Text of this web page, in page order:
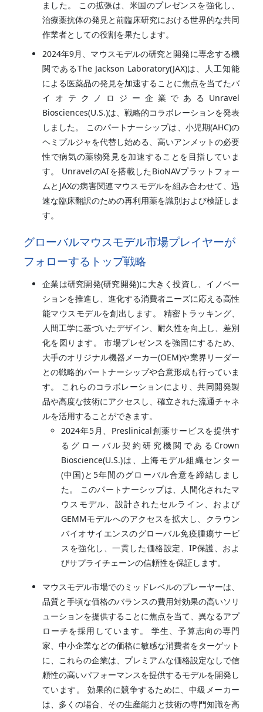
ました。 この拡張は、米国のプレゼンスを強化し、
治療薬抗体の発見と前臨床研究における世界的な共同
作業者としての役割を果たします。
2024年9月、マウスモデルの研究と開発に専念する機
関であるThe Jackson Laboratory(JAX)は、人工知能
による医薬品の発見を加速することに焦点を当てたバ
イオテクノロジー企業であるUnravel
Biosciences(U.S.)は、戦略的コラボレーションを発表
しました。 このパートナーシップは、小児期(AHC)の
ヘミプルジャを代替し始める、高いアンメットの必要
性で病気の薬物発見を加速することを目指していま
す。 UnravelのAIを搭載したBioNAVプラットフォー
ムとJAXの病害関連マウスモデルを組み合わせて、迅
速な臨床翻訳のための再利用薬を識別および検証しま
す。
グローバルマウスモデル市場プレイヤーが
フォローするトップ戦略
企業は研究開発(研究開発)に大きく投資し、イノベー
ションを推進し、進化する消費者ニーズに応える高性
能マウスモデルを創出します。 精密トラッキング、
人間工学に基づいたデザイン、耐久性を向上し、差別
化を図ります。 市場プレゼンスを強固にするため、
大手のオリジナル機器メーカー(OEM)や業界リーダー
との戦略的パートナーシップや合意形成も行っていま
す。 これらのコラボレーションにより、共同開発製
品や高度な技術にアクセスし、確立された流通チャネ
ルを活用することができます。
2024年5月、Preslinical創薬サービスを提供す
るグローバル契約研究機関であるCrown
Bioscience(U.S.)は、上海モデル組織センター
(中国)と5年間のグローバル合意を締結しまし
た。 このパートナーシップは、人間化されたマ
ウスモデル、設計されたセルライン、および
GEMMモデルへのアクセスを拡大し、クラウン
バイオサイエンスのグローバル免疫腫瘍サービ
スを強化し、一貫した価格設定、IP保護、およ
びサプライチェーンの信頼性を保証します。
マウスモデル市場でのミッドレベルのプレーヤーは、
品質と手頃な価格のバランスの費用対効果の高いソリ
ューションを提供することに焦点を当て、異なるアプ
ローチを採用しています。 学生、予算志向の専門
家、中小企業などの価格に敏感な消費者をターゲット
に、これらの企業は、プレミアムな価格設定なしで信
頼性の高いパフォーマンスを提供するモデルを開発し
ています。 効果的に競争するために、中級メーカー
は、多くの場合、その生産能力と技術の専門知識を高